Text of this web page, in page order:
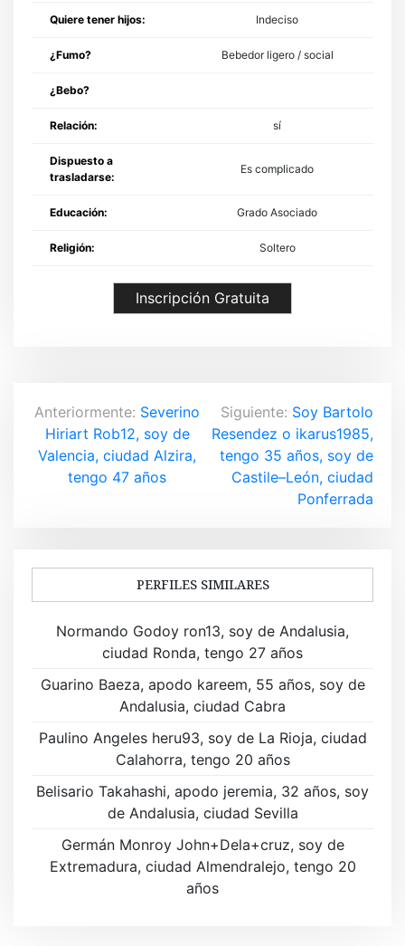
Quiere tener hijos: Indeciso
¿Fumo? Bebedor ligero / social
¿Bebo?
Relación: sí
Dispuesto a
trasladarse:
Es complicado
Educación: Grado Asociado
Religión: Soltero
Inscripción Gratuita
N
a
ó
n
e
Anteriormente: Severino
Hiriart Rob12, soy de
Valencia, ciudad Alzira,
tengo 47 años
Siguiente: Soy Bartolo
Resendez o ikarus1985,
tengo 35 años, soy de
Castile–León, ciudad
Ponferrada
PERFILES SIMILARES
Normando Godoy ron13, soy de Andalusia,
ciudad Ronda, tengo 27 años
Guarino Baeza, apodo kareem, 55 años, soy de
Andalusia, ciudad Cabra
Paulino Angeles heru93, soy de La Rioja, ciudad
Calahorra, tengo 20 años
Belisario Takahashi, apodo jeremia, 32 años, soy
de Andalusia, ciudad Sevilla
Germán Monroy John+Dela+cruz, soy de
Extremadura, ciudad Almendralejo, tengo 20
años